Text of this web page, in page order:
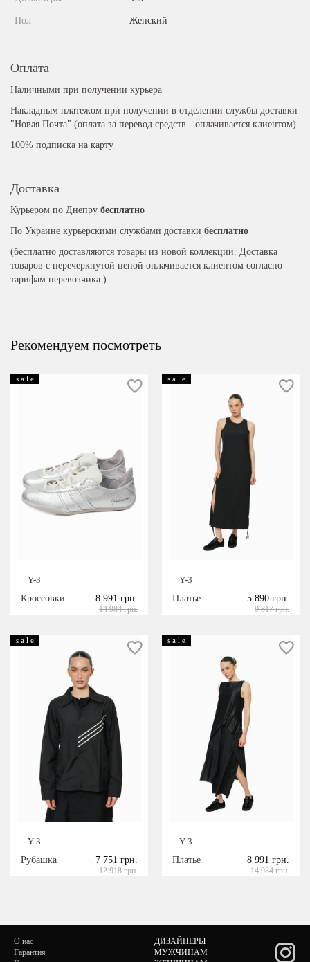
Пол Женский
Оплата
Наличными при получении курьера
Накладным платежом при получении в отделении службы доставки
"Новая Почта" (оплата за перевод средств - оплачивается клиентом)
100% подписка на карту
Доставка
Курьером по Днепру бесплатно
По Украине курьерскими службами доставки бесплатно
(бесплатно доставляются товары из новой коллекции. Доставка
товаров с перечеркнутой ценой оплачивается клиентом согласно
тарифам перевозчика.)
Рекомендуем посмотреть
s a l e
Y-3
Кроссовки
8 991 грн.
14 984 грн.
s a l e
Y-3
Платье
5 890 грн.
9 817 грн.
s a l e
Y-3
Рубашка
7 751 грн.
12 918 грн.
s a l e
Y-3
Платье
8 991 грн.
14 984 грн.
О нас
Гарантия
ДИЗАЙНЕРЫ
МУЖЧИНАМ